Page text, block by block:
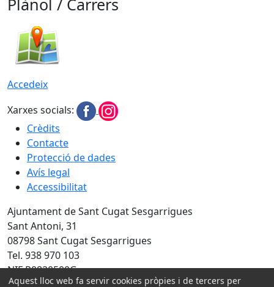
Accedeix
Xarxes socials:
Crèdits
Contacte
Protecció de dades
Avís legal
Accessibilitat
Ajuntament de Sant Cugat Sesgarrigues
Sant Antoni, 31
08798 Sant Cugat Sesgarrigues
Tel. 938 970 103
NIF P0820500G
Aquest lloc web fa servir cookies pròpies i de tercers per